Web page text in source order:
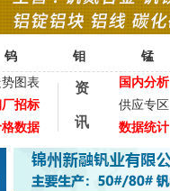
钨 钼 锰
势图表
招标
数据
资
讯
国内分析
供应专区
数据统计